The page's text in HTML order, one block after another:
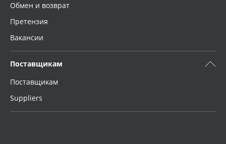
Обмен и возврат
Претензия
Вакансии
Поставщикам
Поставщикам
Suppliers